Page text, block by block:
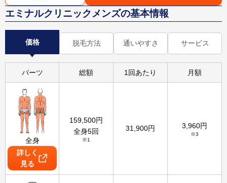
エミナルクリニックメンズの基本情報
価格 脱毛方法 通いやすさ サービス
パーツ 総額 1回あたり 月額
全身
詳しく
見る
159,500円
全身5回
※1
31,900円 3,960円
※3